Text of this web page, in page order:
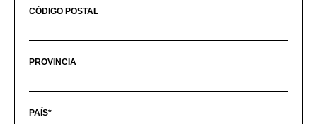
CÓDIGO POSTAL
PROVINCIA
PAÍS*